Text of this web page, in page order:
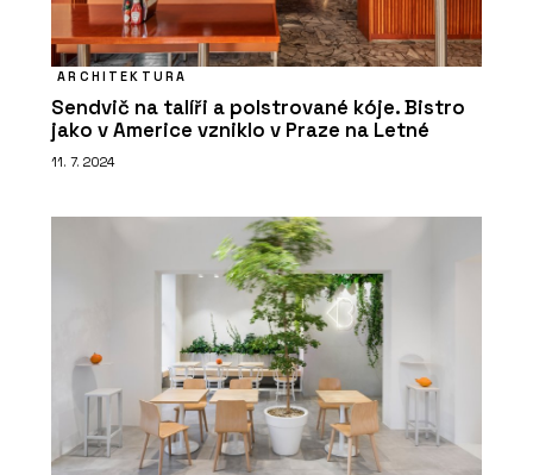
ARCHITEKTURA
Sendvič na talíři a polstrované kóje. Bistro
jako v Americe vzniklo v Praze na Letné
11. 7. 2024